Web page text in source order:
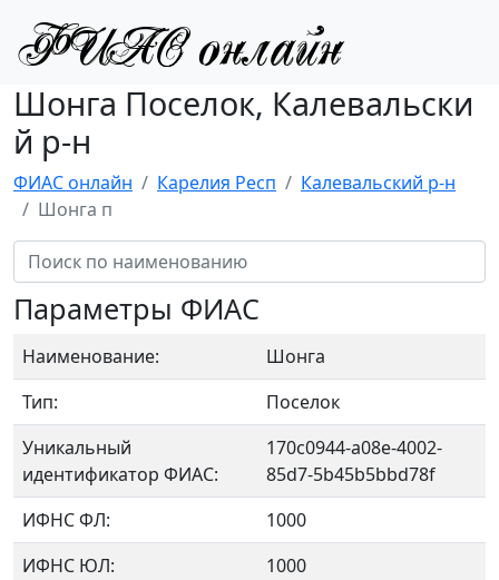
Шонга Поселок, Калевальски
й р-н
ФИАС онлайн Карелия Респ
Калевальский р-н
Шонга п
Параметры ФИАС
Наименование:
Шонга
Тип:
Поселок
Уникальный
идентификатор ФИАС:
170c0944-a08e-4002-
85d7-5b45b5bbd78f
ИФНС ФЛ:
1000
ИФНС ЮЛ:
1000